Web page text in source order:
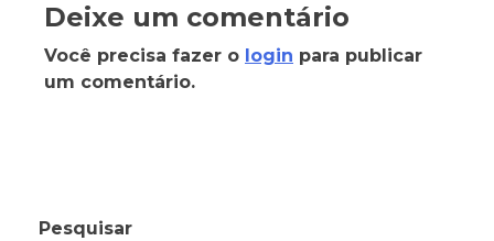
Deixe um comentário
Você precisa fazer o login para publicar
um comentário.
Pesquisar